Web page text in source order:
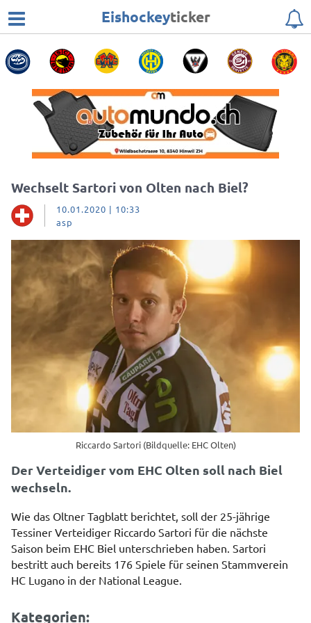
Eishockeyticker
Wechselt Sartori von Olten nach Biel?
10.01.2020 | 10:33
asp
Riccardo Sartori (Bildquelle: EHC Olten)
Der Verteidiger vom EHC Olten soll nach Biel
wechseln.
Wie das Oltner Tagblatt berichtet, soll der 25-jährige
Tessiner Verteidiger Riccardo Sartori für die nächste
Saison beim EHC Biel unterschrieben haben. Sartori
bestritt auch bereits 176 Spiele für seinen Stammverein
HC Lugano in der National League.
Kategorien: